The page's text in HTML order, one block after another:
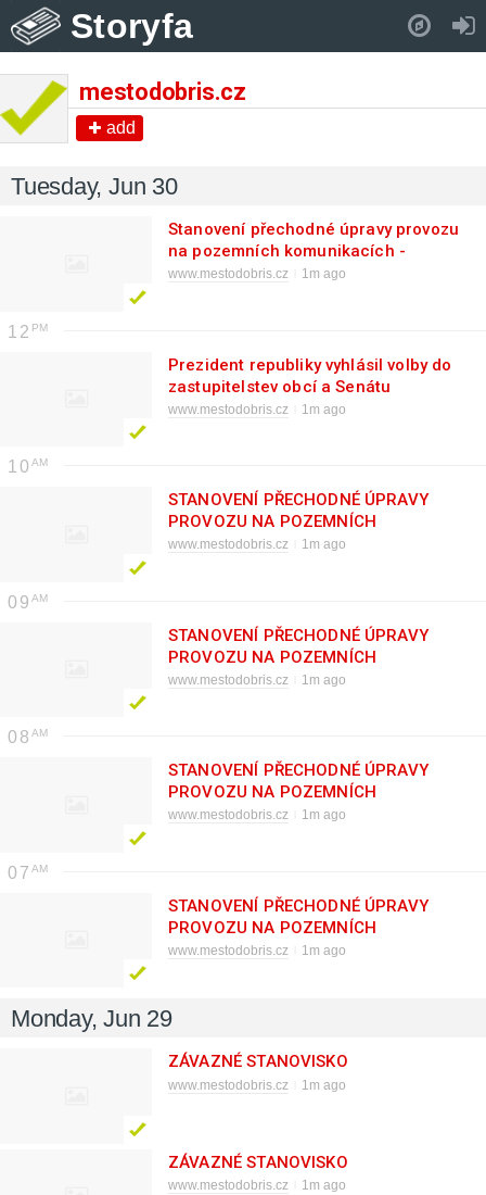
Storyfa
mestodobris.cz
add
Tuesday, Jun 30
Stanovení přechodné úpravy provozu
na pozemních komunikacích -
Borotice
www.mestodobris.cz 1m ago
12
Prezident republiky vyhlásil volby do
zastupitelstev obcí a Senátu
www.mestodobris.cz 1m ago
10
STANOVENÍ PŘECHODNÉ ÚPRAVY
PROVOZU NA POZEMNÍCH
KOMUNIKACÍCH ul. V Lipkách
www.mestodobris.cz 1m ago
09
STANOVENÍ PŘECHODNÉ ÚPRAVY
PROVOZU NA POZEMNÍCH
KOMUNIKACÍCH ul. Lesní
www.mestodobris.cz 1m ago
08
STANOVENÍ PŘECHODNÉ ÚPRAVY
PROVOZU NA POZEMNÍCH
KOMUNIKACÍCH Daleké Dušníky
www.mestodobris.cz 1m ago
07
STANOVENÍ PŘECHODNÉ ÚPRAVY
PROVOZU NA POZEMNÍCH
KOMUNIKACÍCH ul. Tylova
www.mestodobris.cz 1m ago
Monday, Jun 29
ZÁVAZNÉ STANOVISKO
www.mestodobris.cz 1m ago
ZÁVAZNÉ STANOVISKO
www.mestodobris.cz 1m ago
Pull down to refresh..